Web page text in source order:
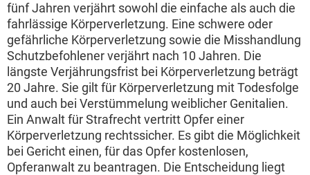
fünf Jahren verjährt sowohl die einfache als auch die
fahrlässige Körperverletzung. Eine schwere oder
gefährliche Körperverletzung sowie die Misshandlung
Schutzbefohlener verjährt nach 10 Jahren. Die
längste Verjährungsfrist bei Körperverletzung beträgt
20 Jahre. Sie gilt für Körperverletzung mit Todesfolge
und auch bei Verstümmelung weiblicher Genitalien.
Ein Anwalt für Strafrecht vertritt Opfer einer
Körperverletzung rechtssicher. Es gibt die Möglichkeit
bei Gericht einen, für das Opfer kostenlosen,
Opferanwalt zu beantragen. Die Entscheidung liegt